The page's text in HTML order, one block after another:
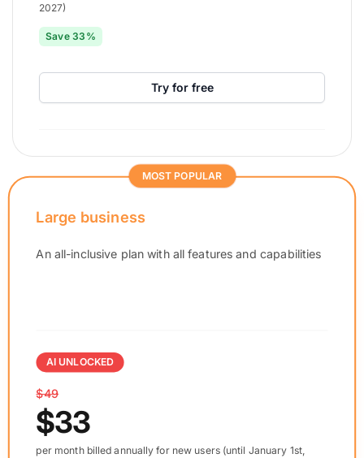
2027)
Save 33%
Try for free
MOST POPULAR
Large business
An all-inclusive plan with all features and capabilities
AI UNLOCKED
$49
$33
per month billed annually for new users (until January 1st,